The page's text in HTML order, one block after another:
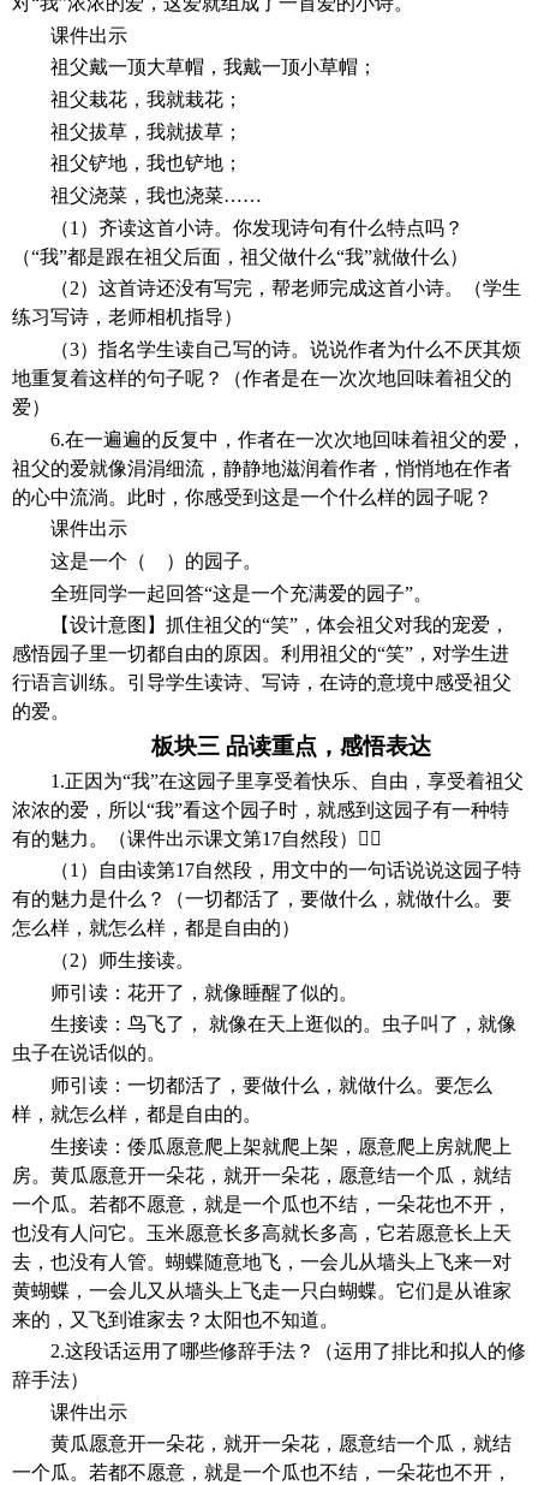
课件出示
祖父戴一顶大草帽，我戴一顶小草帽；
祖父栽花，我就栽花；
祖父拔草，我就拔草；
祖父铲地，我也铲地；
祖父浇菜，我也浇菜……
（1）齐读这首小诗。你发现诗句有什么特点吗？
（“我”都是跟在祖父后面，祖父做什么“我”就做什么）
（2）这首诗还没有写完，帮老师完成这首小诗。（学生
练习写诗，老师相机指导）
（3）指名学生读自己写的诗。说说作者为什么不厌其烦
地重复着这样的句子呢？（作者是在一次次地回味着祖父的
爱）
6.在一遍遍的反复中，作者在一次次地回味着祖父的爱，
祖父的爱就像涓涓细流，静静地滋润着作者，悄悄地在作者
的心中流淌。此时，你感受到这是一个什么样的园子呢？
课件出示
这是一个（
）的园子。
全班同学一起回答“这是一个充满爱的园子”。
【设计意图】 抓住祖父的“笑”，体会祖父对我的宠爱，
感悟园子里一切都自由的原因。利用祖父的“笑”，对学生进
行语言训练。引导学生读诗、写诗，在诗的意境中感受祖父
的爱。
板块三 品读重点，感悟表达
1.正因为“我”在这园子里享受着快乐、自由，享受着祖父
浓浓的爱，所以“我”看这个园子时，就感到这园子有一种特
有的魅力。（课件出示课文第17自然段）
（1）自由读第17自然段，用文中的一句话说说这园子特
有的魅力是什么？（一切都活了，要做什么，就做什么。要
怎么样，就怎么样，都是自由的）
（2）师生接读。
师引读：花开了，就像睡醒了似的。
生接读：鸟飞了，
就像在天上逛似的。虫子叫了，就像
虫子在说话似的。
师引读：一切都活了，要做什么，就做什么。要怎么
样，就怎么样，都是自由的。
生接读：倭瓜愿意爬上架就爬上架，愿意爬上房就爬上
房。黄瓜愿意开一朵花，就开一朵花，愿意结一个瓜，就结
一个瓜。若都不愿意，就是一个瓜也不结，一朵花也不开，
也没有人问它。玉米愿意长多高就长多高，它若愿意长上天
去，也没有人管。蝴蝶随意地飞，一会儿从墙头上飞来一对
黄蝴蝶，一会儿又从墙头上飞走一只白蝴蝶。它们是从谁家
来的，又飞到谁家去？太阳也不知道。
2.这段话运用了哪些修辞手法？（运用了排比和拟人的修
辞手法）
课件出示
黄瓜愿意开一朵花，就开一朵花，愿意结一个瓜，就结
一个瓜。若都不愿意，就是一个瓜也不结，一朵花也不开，